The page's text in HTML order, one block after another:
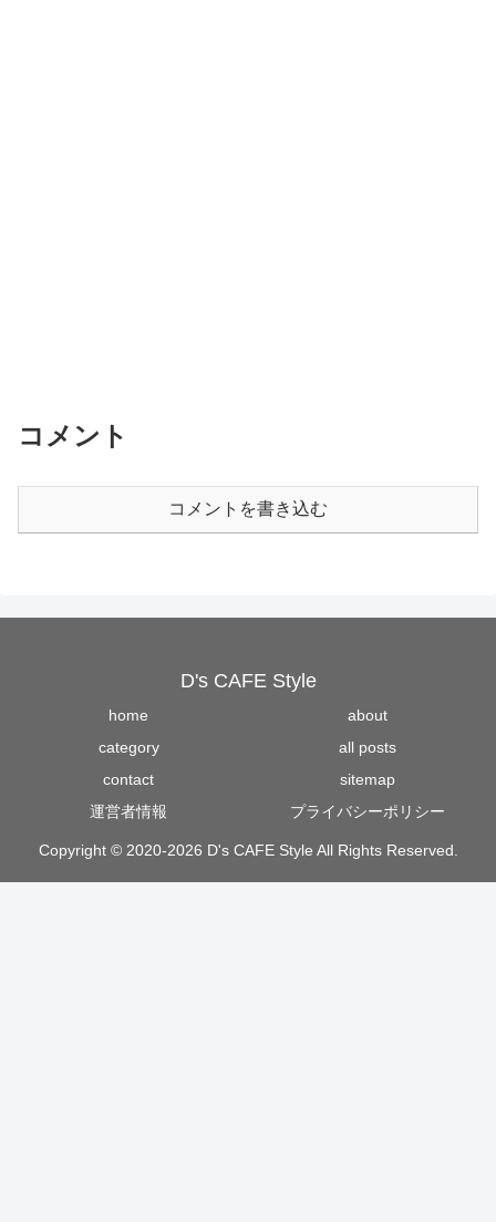
コメント
コメントを書き込む
D's CAFE Style
home
about
category
all posts
contact
sitemap
運営者情報
プライバシーポリシー
Copyright © 2020-2026 D's CAFE Style All Rights Reserved.